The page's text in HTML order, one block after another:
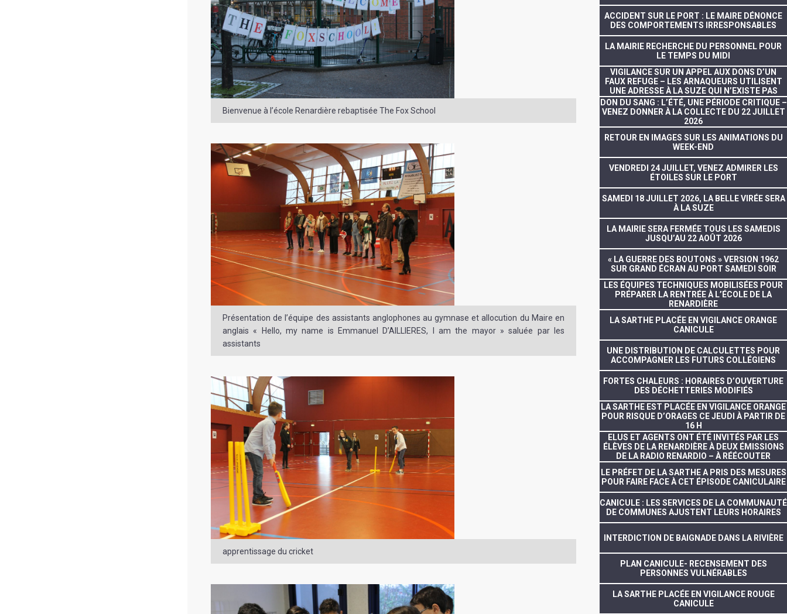
Bienvenue à l’école Renardière rebaptisée The Fox School
Présentation de l’équipe des assistants anglophones au gymnase et allocution du Maire en
anglais « Hello, my name is Emmanuel D’AILLIERES, I am the mayor » saluée par les
assistants
apprentissage du cricket
ACCIDENT SUR LE PORT : LE MAIRE DÉNONCE
DES COMPORTEMENTS IRRESPONSABLES
LA MAIRIE RECHERCHE DU PERSONNEL POUR
LE TEMPS DU MIDI
VIGILANCE SUR UN APPEL AUX DONS D’UN
FAUX REFUGE – LES ARNAQUEURS UTILISENT
UNE ADRESSE À LA SUZE QUI N’EXISTE PAS
DON DU SANG : L’ÉTÉ, UNE PÉRIODE CRITIQUE –
VENEZ DONNER À LA COLLECTE DU 22 JUILLET
2026
RETOUR EN IMAGES SUR LES ANIMATIONS DU
WEEK-END
VENDREDI 24 JUILLET, VENEZ ADMIRER LES
ÉTOILES SUR LE PORT
SAMEDI 18 JUILLET 2026, LA BELLE VIRÉE SERA
À LA SUZE
LA MAIRIE SERA FERMÉE TOUS LES SAMEDIS
JUSQU’AU 22 AOÛT 2026
« LA GUERRE DES BOUTONS » VERSION 1962
SUR GRAND ÉCRAN AU PORT SAMEDI SOIR
LES ÉQUIPES TECHNIQUES MOBILISÉES POUR
PRÉPARER LA RENTRÉE À L’ÉCOLE DE LA
RENARDIÈRE
LA SARTHE PLACÉE EN VIGILANCE ORANGE
CANICULE
UNE DISTRIBUTION DE CALCULETTES POUR
ACCOMPAGNER LES FUTURS COLLÉGIENS
FORTES CHALEURS : HORAIRES D’OUVERTURE
DES DÉCHETTERIES MODIFIÉS
LA SARTHE EST PLACÉE EN VIGILANCE ORANGE
POUR RISQUE D’ORAGES CE JEUDI À PARTIR DE
16 H
ELUS ET AGENTS ONT ÉTÉ INVITÉS PAR LES
ÉLÈVES DE LA RENARDIÈRE À DEUX ÉMISSIONS
DE LA RADIO RENARDIO – À RÉÉCOUTER
LE PRÉFET DE LA SARTHE A PRIS DES MESURES
POUR FAIRE FACE À CET ÉPISODE CANICULAIRE
CANICULE : LES SERVICES DE LA COMMUNAUTÉ
DE COMMUNES AJUSTENT LEURS HORAIRES
INTERDICTION DE BAIGNADE DANS LA RIVIÈRE
PLAN CANICULE- RECENSEMENT DES
PERSONNES VULNÉRABLES
LA SARTHE PLACÉE EN VIGILANCE ROUGE
CANICULE